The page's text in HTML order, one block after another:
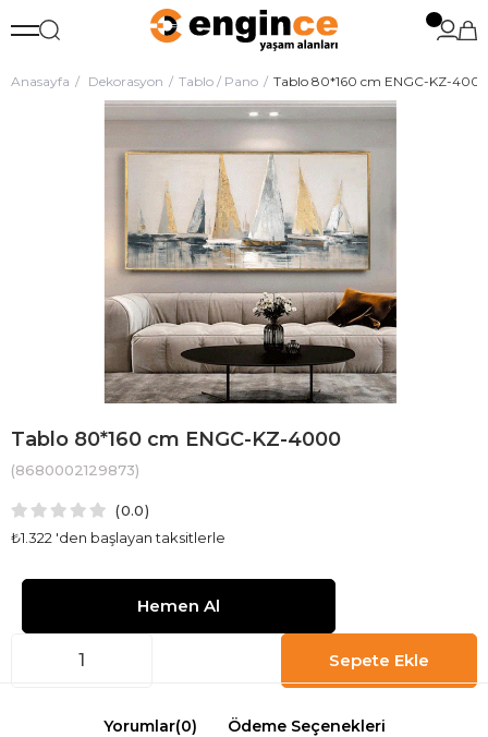
Anasayfa Dekorasyon Tablo / Pano Tablo 80*160 cm ENGC-KZ-
Tablo 80*160 cm ENGC-KZ-4000
(8680002129873)
0.0
₺1.322 'den başlayan taksitlerle
Yorumlar(0) Ödeme Seçenekleri